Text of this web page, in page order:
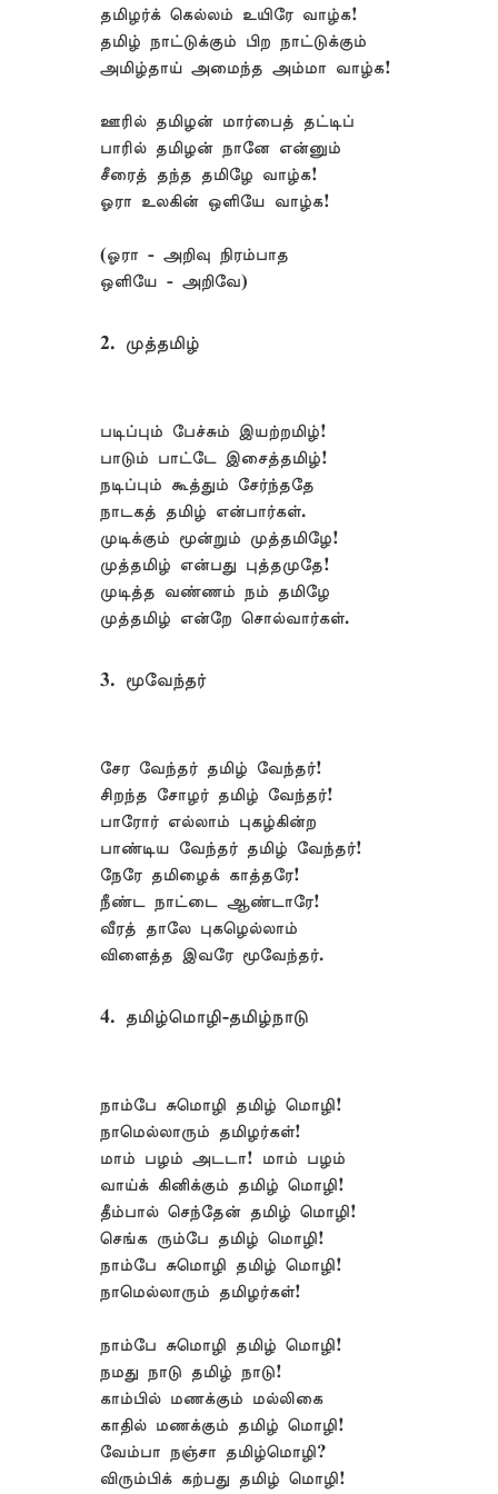
தமிழர்க் கெல்லம் உயிரே வாழ்க!
தமிழ் நாட்டுக்கும் பிற நாட்டுக்கும்
அமிழ்தாய் அமைந்த அம்மா வாழ்க!
ஊரில் தமிழன் மார்பைத் தட்டிப்
பாரில் தமிழன் நானே என்னும்
சீரைத் தந்த தமிழே வாழ்க!
ஓரா உலகின் ஒளியே வாழ்க!
(ஓரா - அறிவு நிரம்பாத
ஒளியே - அறிவே)
2. முத்தமிழ்
படிப்பும் பேச்சும் இயற்றமிழ்!
பாடும் பாட்டே இசைத்தமிழ்!
நடிப்பும் கூத்தும் சேர்ந்ததே
நாடகத் தமிழ் என்பார்கள்.
முடிக்கும் மூன்றும் முத்தமிழே!
முத்தமிழ் என்பது புத்தமுதே!
முடித்த வண்ணம் நம் தமிழே
முத்தமிழ் என்றே சொல்வார்கள்.
3. மூவேந்தர்
சேர வேந்தர் தமிழ் வேந்தர்!
சிறந்த சோழர் தமிழ் வேந்தர்!
பாரோர் எல்லாம் புகழ்கின்ற
பாண்டிய வேந்தர் தமிழ் வேந்தர்!
நேரே தமிழைக் காத்தரே!
நீண்ட நாட்டை ஆண்டாரே!
வீரத் தாலே புகழெல்லாம்
விளைத்த இவரே மூவேந்தர்.
4. தமிழ்மொழி-தமிழ்நாடு
நாம்பே சுமொழி தமிழ் மொழி!
நாமெல்லாரும் தமிழர்கள்!
மாம் பழம் அடடா! மாம் பழம்
வாய்க் கினிக்கும் தமிழ் மொழி!
தீம்பால் செந்தேன் தமிழ் மொழி!
செங்க ரும்பே தமிழ் மொழி!
நாம்பே சுமொழி தமிழ் மொழி!
நாமெல்லாரும் தமிழர்கள்!
நாம்பே சுமொழி தமிழ் மொழி!
நமது நாடு தமிழ் நாடு!
காம்பில் மணக்கும் மல்லிகை
காதில் மணக்கும் தமிழ் மொழி!
வேம்பா நஞ்சா தமிழ்மொழி?
விரும்பிக் கற்பது தமிழ் மொழி!